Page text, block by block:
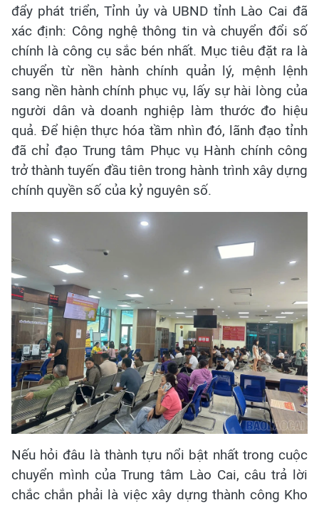
đẩy phát triển, Tỉnh ủy và UBND tỉnh Lào Cai đã
xác định: Công nghệ thông tin và chuyển đổi số
chính là công cụ sắc bén nhất. Mục tiêu đặt ra là
chuyển từ nền hành chính quản lý, mệnh lệnh
sang nền hành chính phục vụ, lấy sự hài lòng của
người dân và doanh nghiệp làm thước đo hiệu
quả. Để hiện thực hóa tầm nhìn đó, lãnh đạo tỉnh
đã chỉ đạo Trung tâm Phục vụ Hành chính công
trở thành tuyến đầu tiên trong hành trình xây dựng
chính quyền số của kỷ nguyên số.
Nếu hỏi đâu là thành tựu nổi bật nhất trong cuộc
chuyển mình của Trung tâm Lào Cai, câu trả lời
chắc chắn phải là việc xây dựng thành công Kho